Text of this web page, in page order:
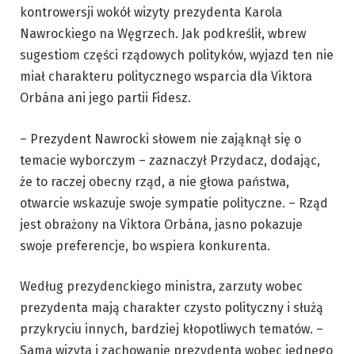
kontrowersji wokół wizyty prezydenta Karola
Nawrockiego na Węgrzech. Jak podkreślił, wbrew
sugestiom części rządowych polityków, wyjazd ten nie
miał charakteru politycznego wsparcia dla Viktora
Orbána ani jego partii Fidesz.
– Prezydent Nawrocki słowem nie zająknął się o
temacie wyborczym – zaznaczył Przydacz, dodając,
że to raczej obecny rząd, a nie głowa państwa,
otwarcie wskazuje swoje sympatie polityczne. – Rząd
jest obrażony na Viktora Orbána, jasno pokazuje
swoje preferencje, bo wspiera konkurenta.
Według prezydenckiego ministra, zarzuty wobec
prezydenta mają charakter czysto polityczny i służą
przykryciu innych, bardziej kłopotliwych tematów. –
Sama wizyta i zachowanie prezydenta wobec jednego